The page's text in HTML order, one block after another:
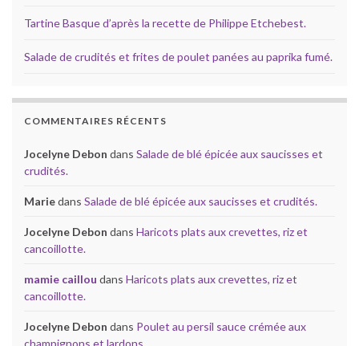
Tartine Basque d’après la recette de Philippe Etchebest.
Salade de crudités et frites de poulet panées au paprika fumé.
COMMENTAIRES RÉCENTS
Jocelyne Debon dans Salade de blé épicée aux saucisses et
crudités.
Mariedans Salade de blé épicée aux saucisses et crudités.
Jocelyne Debon dans Haricots plats aux crevettes, riz et
cancoillotte.
mamie caillou dans Haricots plats aux crevettes, riz et
cancoillotte.
Jocelyne Debon dans Poulet au persil sauce crémée aux
champignons et lardons.